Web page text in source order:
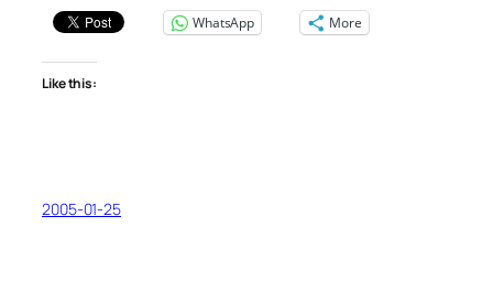
WhatsApp
More
Like this:
2005-01-25